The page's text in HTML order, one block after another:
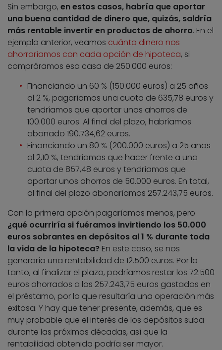
Sin embargo, en estos casos, habría que aportar
una buena cantidad de dinero que, quizás, saldría
más rentable invertir en productos de ahorro. En el
ejemplo anterior, veamos cuánto dinero nos
ahorraríamos con cada opción de hipoteca, si
compráramos esa casa de 250.000 euros:
Financiando un 60 % (150.000 euros) a 25 años
al 2 %, pagaríamos una cuota de 635,78 euros y
tendríamos que aportar unos ahorros de
100.000 euros. Al final del plazo, habríamos
abonado 190.734,62 euros.
Financiando un 80 % (200.000 euros) a 25 años
al 2,10 %, tendríamos que hacer frente a una
cuota de 857,48 euros y tendríamos que
aportar unos ahorros de 50.000 euros. En total,
al final del plazo abonaríamos 257.243,75 euros.
Con la primera opción pagaríamos menos, pero
¿qué ocurriría si fuéramos invirtiendo los 50.000
euros sobrantes en depósitos al 1 % durante toda
la vida de la hipoteca? En este caso, se nos
generaría una rentabilidad de 12.500 euros. Por lo
tanto, al finalizar el plazo, podríamos restar los 72.500
euros ahorrados a los 257.243,75 euros gastados en
el préstamo, por lo que resultaría una operación más
exitosa. Y hay que tener presente, además, que es
muy probable que el interés de los depósitos suba
durante las próximas décadas, así que la
rentabilidad obtenida podría ser mayor.